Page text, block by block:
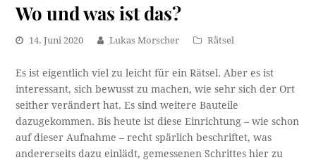
Wo und was ist das?
14. Juni 2020 Lukas Morscher Rätsel
Es ist eigentlich viel zu leicht für ein Rätsel. Aber es ist
interessant, sich bewusst zu machen, wie sehr sich der Ort
seither verändert hat. Es sind weitere Bauteile
dazugekommen. Bis heute ist diese Einrichtung – wie schon
auf dieser Aufnahme – recht spärlich beschriftet, was
andererseits dazu einlädt, gemessenen Schrittes hier zu